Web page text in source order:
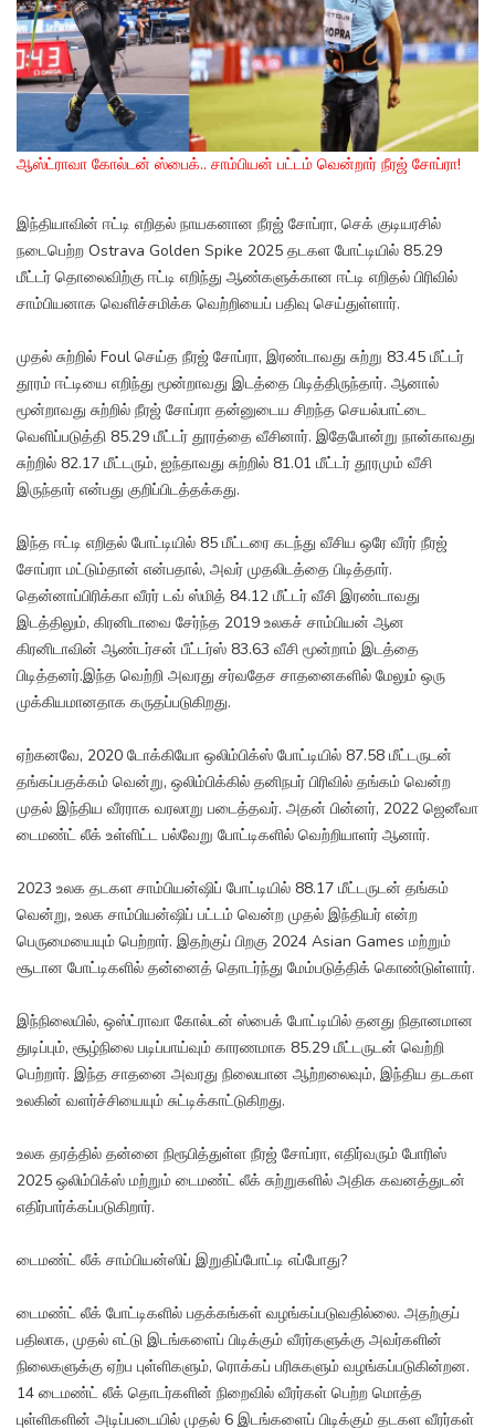
ஆஸ்ட்ராவா கோல்டன் ஸ்பைக்.. சாம்பியன் பட்டம் வென்றார் நீரஜ் சோப்ரா!
இந்தியாவின் ஈட்டி எறிதல் நாயகனான நீரஜ் சோப்ரா, செக் குடியரசில்
நடைபெற்ற Ostrava Golden Spike 2025 தடகள போட்டியில் 85.29
மீட்டர் தொலைவிற்கு ஈட்டி எறிந்து ஆண்களுக்கான ஈட்டி எறிதல் பிரிவில்
சாம்பியனாக வெளிச்சமிக்க வெற்றியைப் பதிவு செய்துள்ளார்.
முதல் சுற்றில் Foul செய்த நீரஜ் சோப்ரா, இரண்டாவது சுற்று 83.45 மீட்டர்
தூரம் ஈட்டியை எறிந்து மூன்றாவது இடத்தை பிடித்திருந்தார். ஆனால்
மூன்றாவது சுற்றில் நீரஜ் சோப்ரா தன்னுடைய சிறந்த செயல்பாட்டை
வெளிப்படுத்தி 85.29 மீட்டர் தூரத்தை வீசினார். இதேபோன்று நான்காவது
சுற்றில் 82.17 மீட்டரும், ஐந்தாவது சுற்றில் 81.01 மீட்டர் தூரமும் வீசி
இருந்தார் என்பது குறிப்பிடத்தக்கது.
இந்த ஈட்டி எறிதல் போட்டியில் 85 மீட்டரை கடந்து வீசிய ஒரே வீரர் நீரஜ்
சோப்ரா மட்டும்தான் என்பதால், அவர் முதலிடத்தை பிடித்தார்.
தென்னாப்பிரிக்கா வீரர் டவ் ஸ்மித் 84.12 மீட்டர் வீசி இரண்டாவது
இடத்திலும், கிரனிடாவை சேர்ந்த 2019 உலகச் சாம்பியன் ஆன
கிரனிடாவின் ஆண்டர்சன் பீட்டர்ஸ் 83.63 வீசி மூன்றாம் இடத்தை
பிடித்தனர்.இந்த வெற்றி அவரது சர்வதேச சாதனைகளில் மேலும் ஒரு
முக்கியமானதாக கருதப்படுகிறது.
ஏற்கனவே, 2020 டோக்கியோ ஒலிம்பிக்ஸ் போட்டியில் 87.58 மீட்டருடன்
தங்கப்பதக்கம் வென்று, ஒலிம்பிக்கில் தனிநபர் பிரிவில் தங்கம் வென்ற
முதல் இந்திய வீரராக வரலாறு படைத்தவர். அதன் பின்னர், 2022 ஜெனீவா
டைமண்ட் லீக் உள்ளிட்ட பல்வேறு போட்டிகளில் வெற்றியாளர் ஆனார்.
2023 உலக தடகள சாம்பியன்ஷிப் போட்டியில் 88.17 மீட்டருடன் தங்கம்
வென்று, உலக சாம்பியன்ஷிப் பட்டம் வென்ற முதல் இந்தியர் என்ற
பெருமையையும் பெற்றார். இதற்குப் பிறகு 2024 Asian Games மற்றும்
சூடான போட்டிகளில் தன்னைத் தொடர்ந்து மேம்படுத்திக் கொண்டுள்ளார்.
இந்நிலையில், ஒஸ்ட்ராவா கோல்டன் ஸ்பைக் போட்டியில் தனது நிதானமான
துடிப்பும், சூழ்நிலை படிப்பாய்வும் காரணமாக 85.29 மீட்டருடன் வெற்றி
பெற்றார். இந்த சாதனை அவரது நிலையான ஆற்றலைவும், இந்திய தடகள
உலகின் வளர்ச்சியையும் சுட்டிக்காட்டுகிறது.
உலக தரத்தில் தன்னை நிரூபித்துள்ள நீரஜ் சோப்ரா, எதிர்வரும் போரிஸ்
2025 ஒலிம்பிக்ஸ் மற்றும் டைமண்ட் லீக் சுற்றுகளில் அதிக கவனத்துடன்
எதிர்பார்க்கப்படுகிறார்.
டைமண்ட் லீக் சாம்பியன்ஸிப் இறுதிப்போட்டி எப்போது?
டைமண்ட் லீக் போட்டிகளில் பதக்கங்கள் வழங்கப்படுவதில்லை. அதற்குப்
பதிலாக, முதல் எட்டு இடங்களைப் பிடிக்கும் வீரர்களுக்கு அவர்களின்
நிலைகளுக்கு ஏற்ப புள்ளிகளும், ரொக்கப் பரிசுகளும் வழங்கப்படுகின்றன.
14 டைமண்ட் லீக் தொடர்களின் நிறைவில் வீரர்கள் பெற்ற மொத்த
புள்ளிகளின் அடிப்படையில் முதல் 6 இடங்களைப் பிடிக்கும் தடகள வீரர்கள்